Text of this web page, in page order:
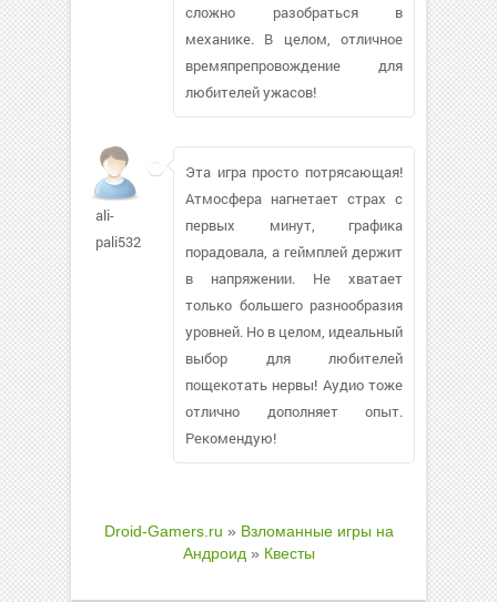
сложно разобраться в
механике. В целом, отличное
времяпрепровождение для
любителей ужасов!
ali-
pali532
Эта игра просто потрясающая!
Атмосфера нагнетает страх с
первых минут, графика
порадовала, а геймплей держит
в напряжении. Не хватает
только большего разнообразия
уровней. Но в целом, идеальный
выбор для любителей
пощекотать нервы! Аудио тоже
отлично дополняет опыт.
Рекомендую!
Droid-Gamers.ru » Взломанные игры на
Андроид » Квесты